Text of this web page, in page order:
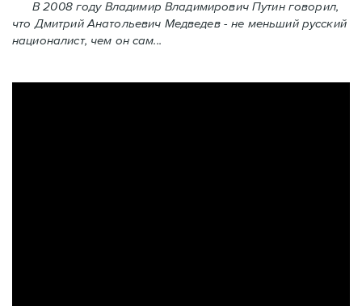
В 2008 году Владимир Владимирович Путин говорил,
что Дмитрий Анатольевич Медведев - не меньший русский
националист, чем он сам...